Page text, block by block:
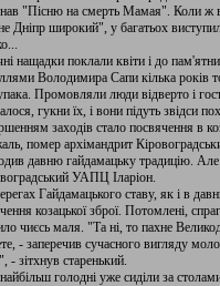
"Пісню на смерть Мамая". Коли ж
Дніпр широкий", у багатьох
нащадки поклали квіти і до
Володимира Сапи кілька років
Промовляли люди відверто і
гукни їх, і вони підуть звідси
заходів стало посвячення в
помер архімандрит
давню гайдамацьку традицію.
УАПЦ Іларіон.
Гайдамацького ставу, як і в
козацької зброї. Потомлені,
чиєсь маля. "Та ні, то пахне
- заперечив сучасного вигляду
- зітхнув старенький.
голодні уже сиділи за